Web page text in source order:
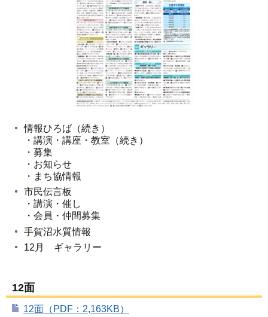
情報ひろば（続き）
・講演・講座・教室（続き）
・募集
・お知らせ
・まち協情報
市民伝言板
・講演・催し
・会員・仲間募集
手賀沼水質情報
12月 ギャラリー
12面
12面（PDF：2,163KB）